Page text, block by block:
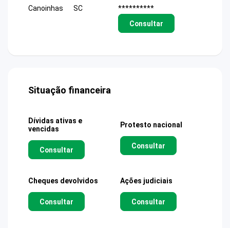
Canoinhas
SC
**********
Consultar
Situação financeira
Dívidas ativas e
vencidas
Consultar
Protesto nacional
Consultar
Cheques devolvidos
Consultar
Ações judiciais
Consultar